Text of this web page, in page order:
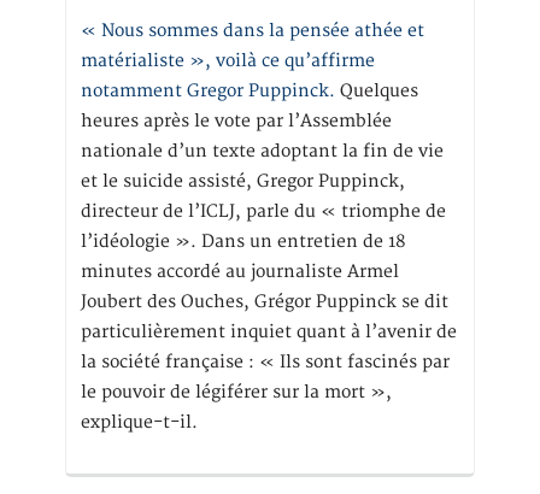
« Nous sommes dans la pensée athée et
matérialiste », voilà ce qu’affirme
notamment Gregor Puppinck. Quelques
heures après le vote par l’Assemblée
nationale d’un texte adoptant la fin de vie
et le suicide assisté, Gregor Puppinck,
directeur de l’ICLJ, parle du « triomphe de
l’idéologie ». Dans un entretien de 18
minutes accordé au journaliste Armel
Joubert des Ouches, Grégor Puppinck se dit
particulièrement inquiet quant à l’avenir de
la société française : « Ils sont fascinés par
le pouvoir de légiférer sur la mort »,
explique-t-il.